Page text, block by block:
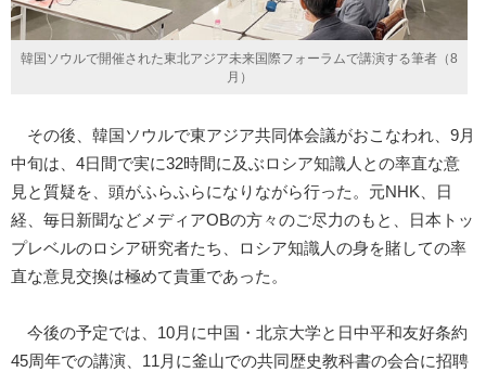
韓国ソウルで開催された東北アジア未来国際フォーラムで講演する筆者（8
月）
その後、韓国ソウルで東アジア共同体会議がおこなわれ、9月
中旬は、4日間で実に32時間に及ぶロシア知識人との率直な意
見と質疑を、頭がふらふらになりながら行った。元NHK、日
経、毎日新聞などメディアOBの方々のご尽力のもと、日本トッ
プレベルのロシア研究者たち、ロシア知識人の身を賭しての率
直な意見交換は極めて貴重であった。
今後の予定では、10月に中国・北京大学と日中平和友好条約
45周年での講演、11月に釜山での共同歴史教科書の会合に招聘